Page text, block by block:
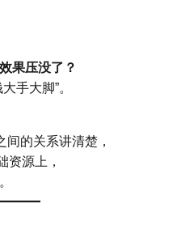
果压没了？
手大脚”。
间的关系讲清楚，
资源上，